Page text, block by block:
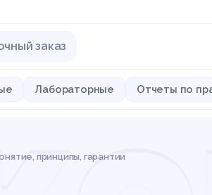
заказ
Лабораторные Отчеты по
принципы, гарантии